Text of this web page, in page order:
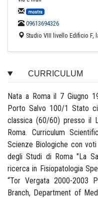
mostra
09613694326
Studio VIII livello Edificio
CURRICULUM
Nata a Roma il 7 Giugno
Porto Salvo 100/1 Stato
classica (60/60) presso il
Roma. Curriculum
Scienze Biologiche con
degli Studi di Roma "La
ricerca in Fisiopatologia
“Tor Vergata 2000-2003
Branch, Department of